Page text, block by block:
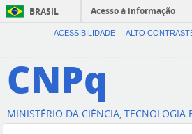
BRASIL
Acesso à informação
ACESSIBILIDADE ALTO
CNPq
MINISTÉRIO DA CIÊNCIA, TECNOLOGIA